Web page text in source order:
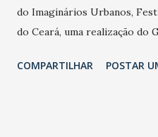
do Imaginários Urbanos,
do Ceará, uma realização do
trabalhos de 14 artistas de
COMPARTILHAR POSTAR